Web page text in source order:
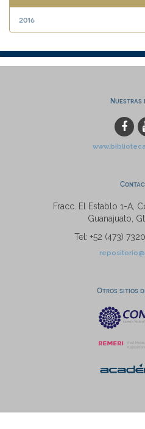
2016
Nuestras
Fracc. El Establo 1-A,
Guanajuato,
Tel: +52 (473)
Otros sitios